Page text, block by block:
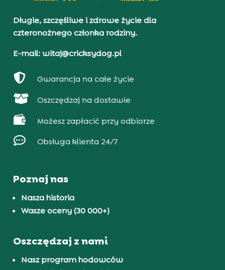
Długie, szczęśliwe i zdrowe życie dla
czteronożnego członka rodziny.
E-mail: witaj@cricksydog.pl
 Gwarancja na całe życie
 Oszczędzaj na dostawie
 Możesz zapłacić przy odbiorze
 Obsługa klienta 24/7
Poznaj nas
Nasza historia
Wasze oceny (30 000+)
Oszczędzaj z nami
Nasz program hodowców